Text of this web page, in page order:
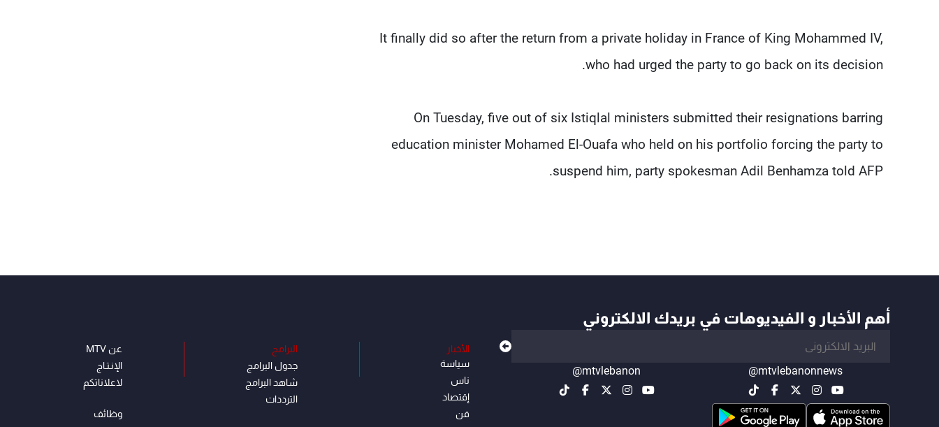
It finally did so after the return from a private holiday in France of King Mohammed IV,
who had urged the party to go back on its decision.
On Tuesday, five out of six Istiqlal ministers submitted their resignations barring
education minister Mohamed El-Ouafa who held on his portfolio forcing the party to
suspend him, party spokesman Adil Benhamza told AFP.
أهم الأخبار و الفيديوهات في بريدك الالكتروني
@mtvlebanonnews
@mtvlebanon
الأخبار
سياسة
ناس
إقتصاد
فن
البرامج
جدول البرامج
شاهد البرامج
الترددات
عن MTV
الإنـتـاج
لاعلاناتكم
وظائف